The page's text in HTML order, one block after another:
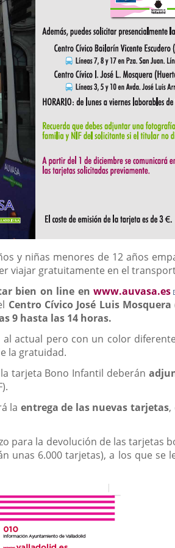
y niñas menores de 12 años
viajar gratuitamente en el
bien on line en www.auvasa.es
Centro Cívico José Luis
9 hasta las 14 horas.
actual pero con un color
la gratuidad.
tarjeta Bono Infantil deberán
la entrega de las nuevas tarjetas,
para la devolución de las tarjetas
unas 6.000 tarjetas), a los que